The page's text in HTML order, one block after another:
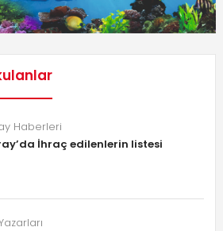
Haberleri
İhraç edilenlerin listesi